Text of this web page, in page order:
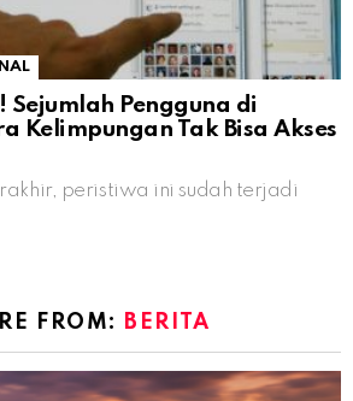
Sejumlah Pengguna di
Kelimpungan Tak Bisa Akses
peristiwa ini sudah terjadi
FROM: BERITA